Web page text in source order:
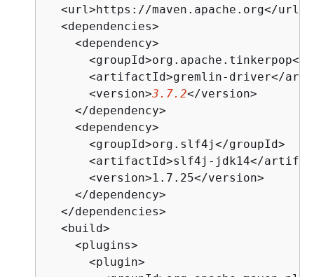
  <url>https://maven.apache.org</url>
  <dependencies>
    <dependency>
<groupId>org.apache.tinkerpop</
<artifactId>gremlin-driver</
      <version>
3.7.2</version>
    </dependency>
    <dependency>
      <groupId>org.slf4j</groupId>
<artifactId>slf4j-jdk14</
      <version>1.7.25</version>
    </dependency>
  </dependencies>
  <build>
    <plugins>
      <plugin>